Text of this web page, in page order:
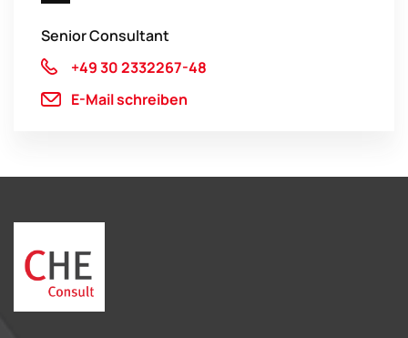
Senior Consultant
+49 30 2332267-48
E-Mail schreiben